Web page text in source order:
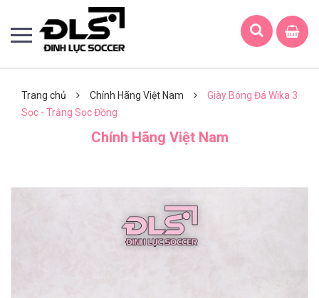
Trang chủ Chính Hãng Việt Nam
Giày Bóng Đá Wika 3
Sọc - Trắng Sọc Đồng
Chính Hãng Việt Nam